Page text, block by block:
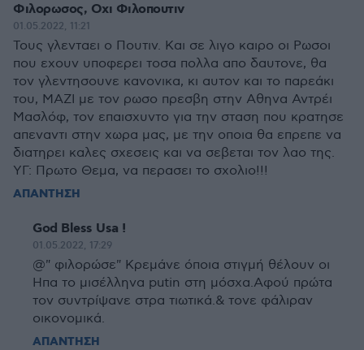
Φιλορωσος, Οχι Φιλοπουτιν
01.05.2022, 11:21
Τους γλενταει ο Πουτιν. Και σε λιγο καιρο οι Ρωσοι
που εχουν υποφερει τοσα πολλα απο δαυτονε, θα
τον γλεντησουνε κανονικα, κι αυτον και το παρεάκι
του, ΜΑΖΙ με τον ρωσο πρεσβη στην Αθηνα Αντρέι
Μασλόφ, τον επαισχυντο για την σταση που κρατησε
απεναντι στην χωρα μας, με την οποια θα επρεπε να
διατηρει καλες σχεσεις και να σεβεται τον λαο της.
ΥΓ: Πρωτο Θεμα, να περασει το σχολιο!!!
ΑΠΑΝΤΗΣΗ
God Bless Usa !
01.05.2022, 17:29
@" φιλορώσε" Kρεμάνε όποια στιγμή θέλουν οι
Hπα το μισέλληνα putin στη μόσxα.Aφού πρώτα
τον συντρίψανε στρα τιωτικά.& τονε φάλιραν
οικονομικά.
ΑΠΑΝΤΗΣΗ